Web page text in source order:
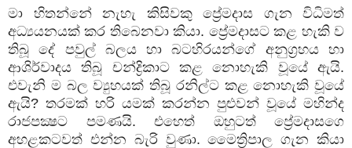
මා හිතන්නේ නැහැ කිසිවකු ප්‍රේමදාස ගැන විධිමත්
අධ්‍යයනයක් කර තිබෙනවා කියා. ප්‍රේමදාසට කළ හැකි ව
තිබූ දේ පවුල් බලය හා බටහිරයන්ගේ අනුග්‍රහය හා
ආශිර්වාදය තිබූ චන්ද්‍රිකාට කළ නොහැකි වූයේ ඇයි.
එවැනි ම බල ව්‍යුහයක් තිබූ රනිල්ට කළ නොහැකි වූයේ
ඇයි? තරමක් හරි යමක් කරන්න පුළුවන් වූයේ මහින්ද
රාජපක්‍ෂට පමණයි. එහෙත් ඔහුටත් ප්‍රේමදාසගෙ
අහළකටවත් එන්න බැරි වුණා. මෛත්‍රිපාල ගැන කියා